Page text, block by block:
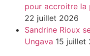
pour accroitre
22 juillet 2026
Sandrine Rioux
Ungava 15 juillet